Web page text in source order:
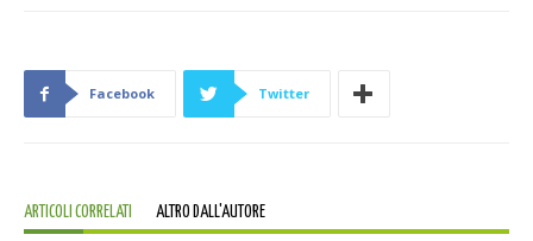
Facebook Twitter
ARTICOLI CORRELATI ALTRO DALL'AUTORE